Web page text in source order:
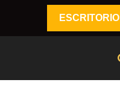
ESCRITORIO